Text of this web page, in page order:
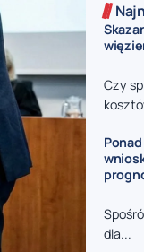
Czy
dla...